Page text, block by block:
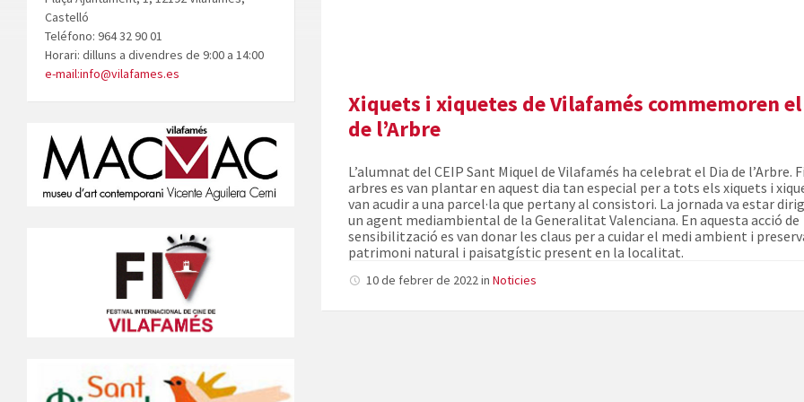
Xiquets i xiquetes de Vilafamés commemoren el
de l’Arbre
L’alumnat del CEIP Sant Miquel de Vilafamés ha celebrat el Dia de l’Arbre.
arbres es van plantar en aquest dia tan especial per a tots els xiquets i
van acudir a una parcel·la que pertany al consistori. La jornada va estar
un agent mediambiental de la Generalitat Valenciana. En aquesta acció de
sensibilització es van donar les claus per a cuidar el medi ambient i
patrimoni natural i paisatgístic present en la localitat.
10 de febrer de 2022inNoticies
Castelló
Teléfono: 964 32 90 01
Horari: dilluns a divendres de 9:00 a 14:00
e-mail:info@vilafames.es